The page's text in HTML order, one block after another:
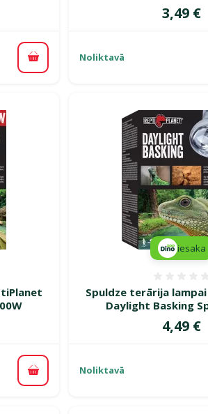
Pievienot grozam
Cena
3,49 €
Noliktavā
Pievienot grozam
Spuldze terārija
Daylight Basking
Cena
4,49 €
iesaka
Noliktavā